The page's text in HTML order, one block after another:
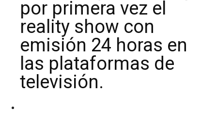
por primera vez el
reality show con
emisión 24 horas en
las plataformas de
televisión.